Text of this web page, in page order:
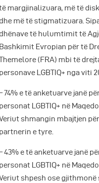
margjinalizuara, më të
më të stigmatizuara.
të hulumtimit të
Bashkimit Evropian për të
(FRA) mbi të
personave LGBTIQ+ nga viti
74% e të anketuarve janë
personat LGBTIQ+ në
shmangin mbajtjen
partnerin e tyre.
43% e të anketuarve janë
personat LGBTIQ+ në
shpesh ose gjithmonë